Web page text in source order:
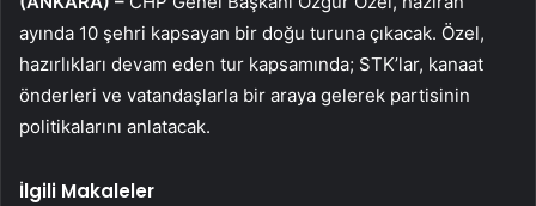
ayında 10 şehri kapsayan bir doğu turuna çıkacak. Özel,
hazırlıkları devam eden tur kapsamında; STK’lar, kanaat
önderleri ve vatandaşlarla bir araya gelerek partisinin
politikalarını anlatacak.
İlgili Makaleler